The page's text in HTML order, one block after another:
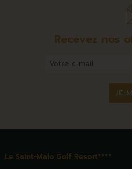
Recevez nos
Le Saint-Malo Golf Resort****